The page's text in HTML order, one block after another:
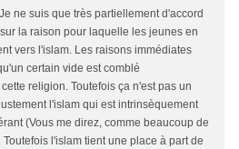
ne suis que très partiellement d'accord
la raison pour laquelle les jeunes en
vers l'islam. Les raisons immédiates
certain vide est comblé
religion. Toutefois ça n'est pas un
l'islam qui est intrinsèquement
(Vous me direz, comme beaucoup de
l'islam tient une place à part de